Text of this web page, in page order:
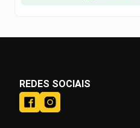
REDES SOCIAIS